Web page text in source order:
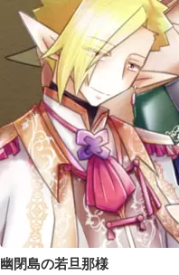
幽閉島の若旦那様